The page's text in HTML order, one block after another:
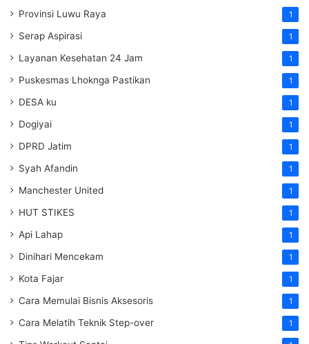
Provinsi Luwu Raya 1
Serap Aspirasi 1
Layanan Kesehatan 24 Jam 1
Puskesmas Lhoknga Pastikan 1
DESA ku 1
Dogiyai 1
DPRD Jatim 1
Syah Afandin 1
Manchester United 1
HUT STIKES 1
Api Lahap 1
Dinihari Mencekam 1
Kota Fajar 1
Cara Memulai Bisnis Aksesoris 1
Cara Melatih Teknik Step-over 1